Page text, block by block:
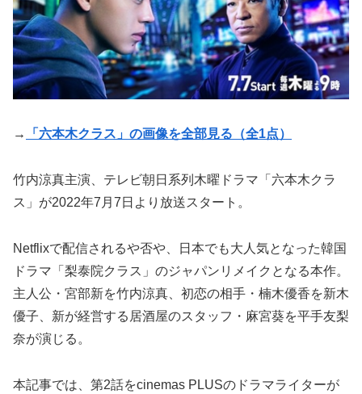
→ 「六本木クラス」の画像を全部見る（全1点）
竹内涼真主演、テレビ朝日系列木曜ドラマ「六本木クラ
ス」が2022年7月7日より放送スタート。
Netflixで配信されるや否や、日本でも大人気となった韓国
ドラマ「梨泰院クラス」のジャパンリメイクとなる本作。
主人公・宮部新を竹内涼真、初恋の相手・楠木優香を新木
優子、新が経営する居酒屋のスタッフ・麻宮葵を平手友梨
奈が演じる。
本記事では、第2話をcinemas PLUSのドラマライターが